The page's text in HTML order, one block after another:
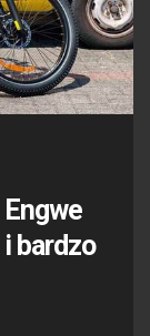
bardzo